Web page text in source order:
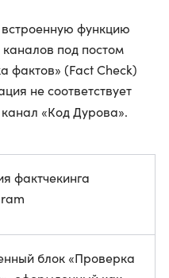
функцию
под постом
фактов» (Fact Check)
не соответствует
канал «Код Дурова».
фактчекинга
блок «Проверка